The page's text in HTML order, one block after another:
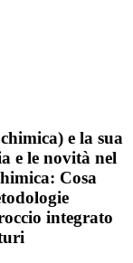
e la sua
e le novità nel
Cosa
integrato